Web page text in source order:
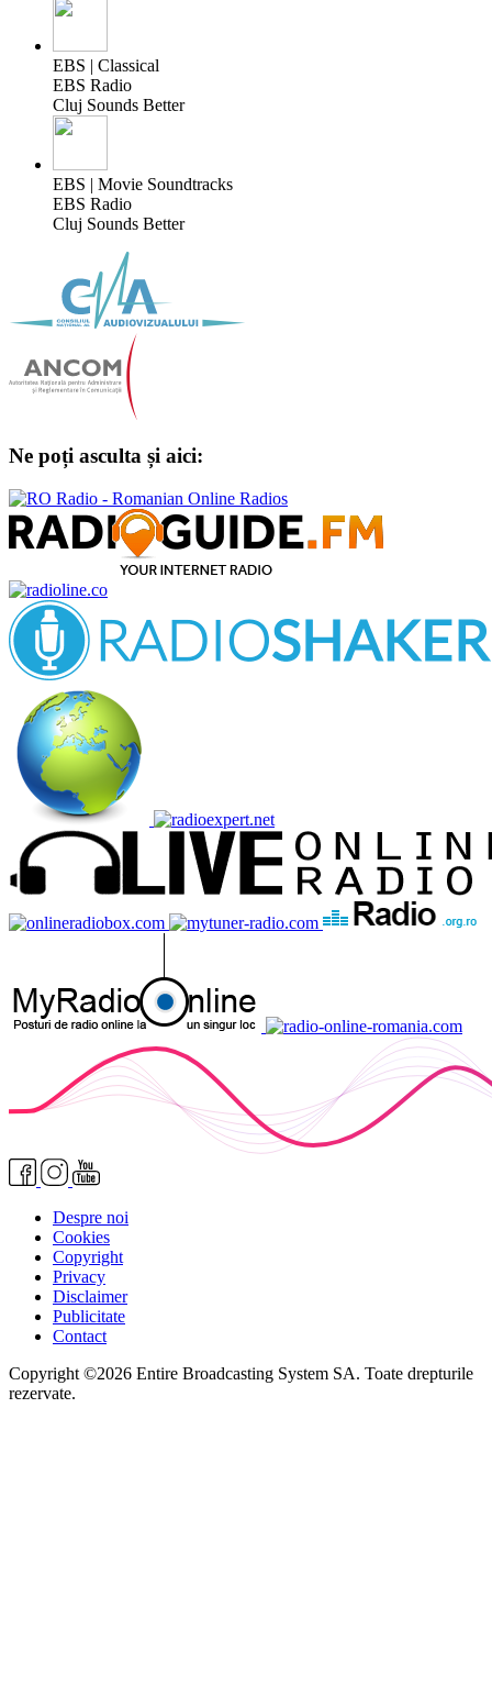
EBS | Classical
EBS Radio
Cluj Sounds Better
EBS | Movie Soundtracks
EBS Radio
Cluj Sounds Better
Ne poți asculta și aici:
Despre noi
Cookies
Copyright
Privacy
Disclaimer
Publicitate
Contact
Copyright ©2026 Entire Broadcasting System SA. Toate drepturile
rezervate.